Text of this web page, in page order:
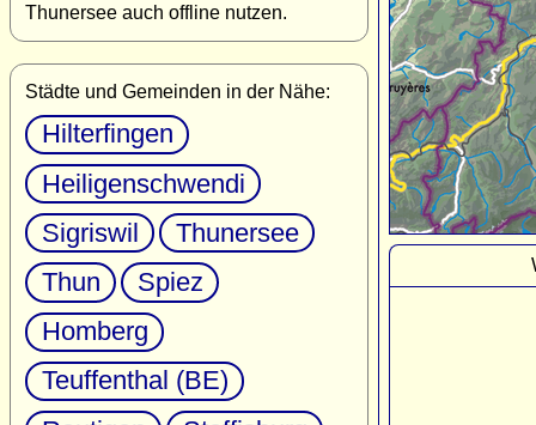
Thunersee auch offline nutzen.
Städte und Gemeinden in der Nähe:
Hilterfingen
Heiligenschwendi
Sigriswil
Thunersee
Thun
Spiez
Homberg
Teuffenthal (BE)